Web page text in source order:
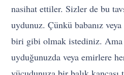
nasihat ettiler. Sizler de bu
uydunuz. Çünkü babanız
biri gibi olmak istediniz. Ama
uyduğunuzda veya emirlere